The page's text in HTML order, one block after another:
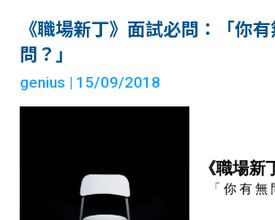
《職場新丁》面試必問：「你
問？」
genius | 15/09/2018